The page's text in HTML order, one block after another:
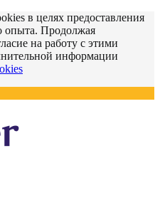
в целях предоставления
опыта. Продолжая
на работу с этими
информации